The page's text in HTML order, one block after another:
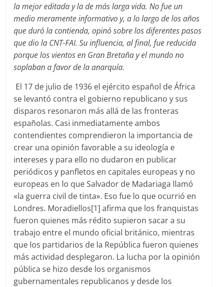
la mejor editada y la de más larga vida. No fue un
medio meramente informativo y, a lo largo de los años
que duró la contienda, opinó sobre los diferentes pasos
que dio la CNT-FAI. Su influencia, al final, fue reducida
porque los vientos en Gran Bretaña y el mundo no
soplaban a favor de la anarquía.
El 17 de julio de 1936 el ejército español de África
se levantó contra el gobierno republicano y sus
disparos resonaron más allá de las fronteras
españolas. Casi inmediatamente ambos
contendientes comprendieron la importancia de
crear una opinión favorable a su ideología e
intereses y para ello no dudaron en publicar
periódicos y panfletos en capitales europeas y no
europeas en lo que Salvador de Madariaga llamó
«la guerra civil de tinta». Eso fue lo que ocurrió en
Londres. Moradiellos[1] afirma que los franquistas
fueron quienes más rédito supieron sacar a su
trabajo entre el mundo oficial británico, mientras
que los partidarios de la República fueron quienes
más actividad desplegaron. La lucha por la opinión
pública se hizo desde los organismos
gubernamentales republicanos y desde los